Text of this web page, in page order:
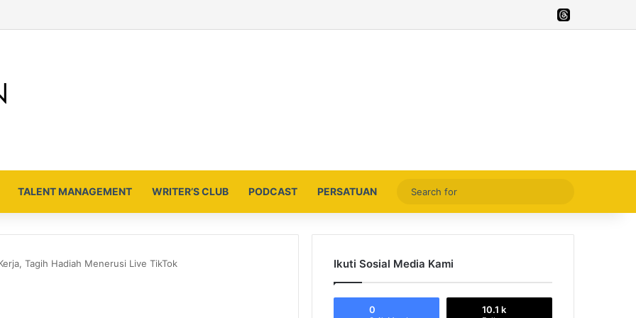
YouTubeInstagram
TALENT MANAGEMENT WRITER’S CLUB PODCAST PERSATUAN
for
Tagih Hadiah Menerusi Live TikTok Ikuti Sosial Media Kami
0 10.1 k